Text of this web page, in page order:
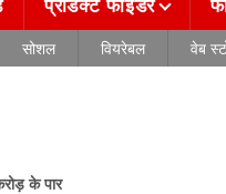
प्रोडक्ट फाइंडर
सोशल वियरेबल वेब
के पार